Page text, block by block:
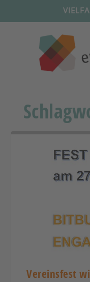
Vereinsfest